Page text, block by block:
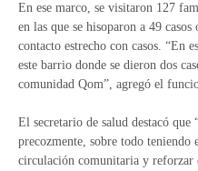
En ese marco, se visitaron 127
en las que se hisoparon a 49
contacto estrecho con casos. “En
este barrio donde se dieron dos
comunidad Qom”, agregó el
El secretario de salud destacó que
precozmente, sobre todo teniendo
circulación comunitaria y reforzar